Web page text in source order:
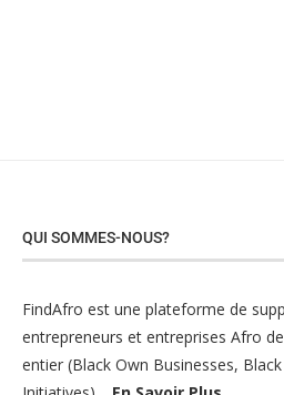
QUI SOMMES-NOUS?
FindAfro est une plateforme de
entrepreneurs et entreprises Afro
entier (Black Own Businesses,